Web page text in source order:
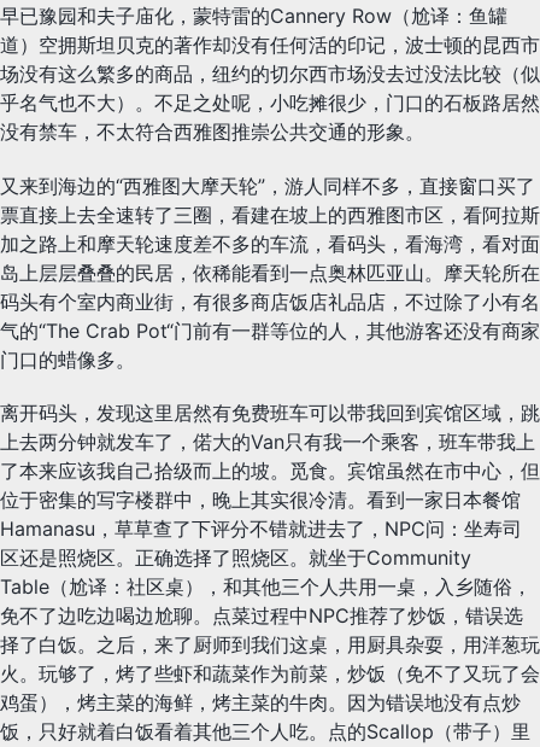
早已豫园和夫子庙化，蒙特雷的Cannery Row（尬译：鱼罐
道）空拥斯坦贝克的著作却没有任何活的印记，波士顿的昆西市
场没有这么繁多的商品，纽约的切尔西市场没去过没法比较（似
乎名气也不大）。不足之处呢，小吃摊很少，门口的石板路居然
没有禁车，不太符合西雅图推崇公共交通的形象。
又来到海边的“西雅图大摩天轮”，游人同样不多，直接窗口买了
票直接上去全速转了三圈，看建在坡上的西雅图市区，看阿拉斯
加之路上和摩天轮速度差不多的车流，看码头，看海湾，看对面
岛上层层叠叠的民居，依稀能看到一点奥林匹亚山。摩天轮所在
码头有个室内商业街，有很多商店饭店礼品店，不过除了小有名
气的“The Crab Pot“门前有一群等位的人，其他游客还没有商家
门口的蜡像多。
离开码头，发现这里居然有免费班车可以带我回到宾馆区域，跳
上去两分钟就发车了，偌大的Van只有我一个乘客，班车带我上
了本来应该我自己拾级而上的坡。觅食。宾馆虽然在市中心，但
位于密集的写字楼群中，晚上其实很冷清。看到一家日本餐馆
Hamanasu，草草查了下评分不错就进去了，NPC问：坐寿司
区还是照烧区。正确选择了照烧区。就坐于Community
Table（尬译：社区桌），和其他三个人共用一桌，入乡随俗，
免不了边吃边喝边尬聊。点菜过程中NPC推荐了炒饭，错误选
择了白饭。之后，来了厨师到我们这桌，用厨具杂耍，用洋葱玩
火。玩够了，烤了些虾和蔬菜作为前菜，炒饭（免不了又玩了会
鸡蛋），烤主菜的海鲜，烤主菜的牛肉。因为错误地没有点炒
饭，只好就着白饭看着其他三个人吃。点的Scallop（带子）里